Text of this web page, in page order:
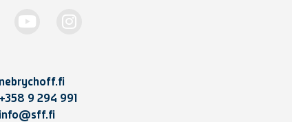
+358 9 294 991
info@sff.fi